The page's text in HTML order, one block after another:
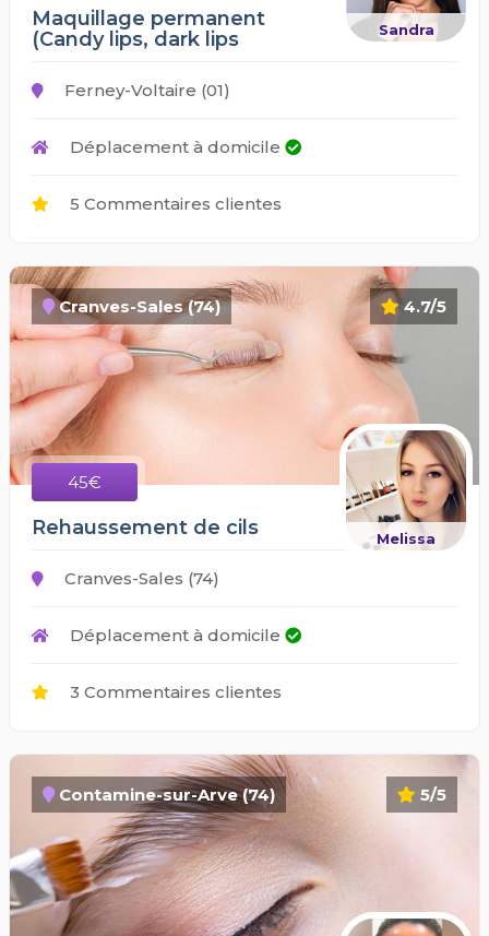
Sandra
Maquillage permanent
(Candy lips, dark lips
Ferney-Voltaire (01)
Déplacement à domicile
5 Commentaires clientes
4.7/5
Cranves-Sales (74)
45€
Melissa
Rehaussement de cils
Cranves-Sales (74)
Déplacement à domicile
3 Commentaires clientes
5/5
Contamine-sur-Arve (74)